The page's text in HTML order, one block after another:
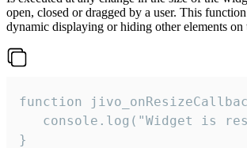
open, closed or dragged by a user. This
dynamic displaying or hiding other elements on
function
console.log("Widget is
}